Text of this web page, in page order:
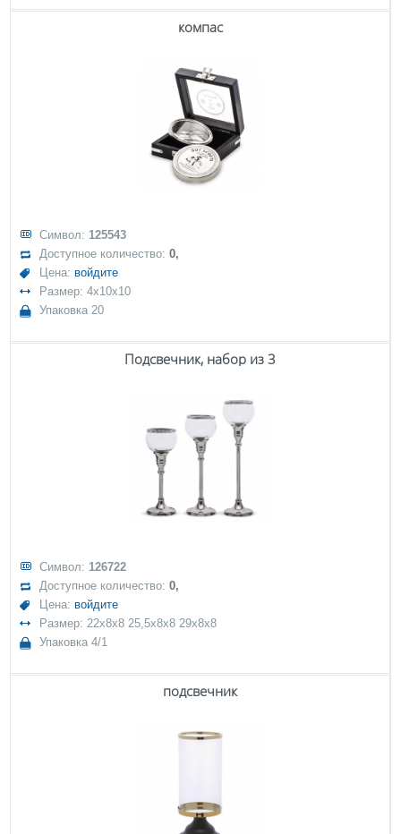
компас
Символ: 125543
Доступное количество:0,
Цена: войдите
Размер: 4x10x10
Упаковка 20
Подсвечник, набор из 3
Символ: 126722
Доступное количество:0,
Цена: войдите
Размер: 22x8x8 25,5x8x8 29x8x8
Упаковка 4/1
подсвечник